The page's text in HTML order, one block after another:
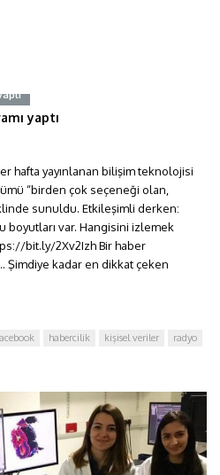
yaptı
hafta yayınlanan bilişim teknolojisi
“birden çok seçeneği olan,
sunuldu. Etkileşimli derken:
boyutları var. Hangisini izlemek
bit.ly/2Xv2Izh Bir haber
Şimdiye kadar en dikkat çeken
habercilik kişisel veriler
radyo